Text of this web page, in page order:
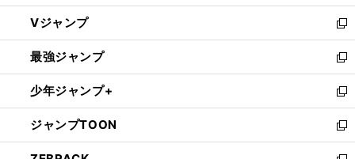
ウ
ィ
ン
ド
ウ
で
開
く
し
い
ウ
ィ
ン
ド
ウ
で
開
Vジャンプ
新
し
い
ウ
ィ
ン
ド
ウ
最強ジャンプ
新
し
い
ウ
ィ
ン
少年ジャンプ+
新
し
い
ウ
ジャンプTOON
新
し